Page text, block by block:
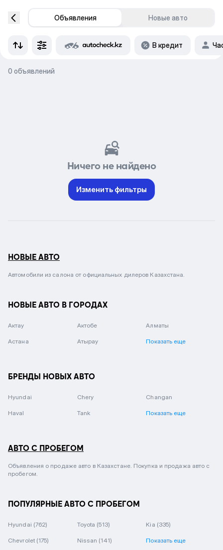
Объявления Новые авто
В кредит
0 объявлений
Ничего не найдено
Изменить фильтры
НОВЫЕ АВТО
Автомобили из салона от официальных дилеров Казахстана.
НОВЫЕ АВТО В ГОРОДАХ
Актау Актобе Алматы
Астана Атырау Показать еще
БРЕНДЫ НОВЫХ АВТО
Hyundai Chery Changan
Haval Tank Показать еще
АВТО С ПРОБЕГОМ
Объявления о продаже авто в Казахстане. Покупка и продажа авто с
пробегом.
ПОПУЛЯРНЫЕ АВТО С ПРОБЕГОМ
Hyundai (762) Toyota (513) Kia (335)
Chevrolet (175) Nissan (141) Показать еще